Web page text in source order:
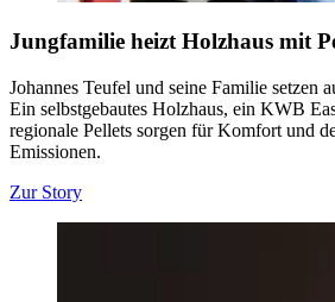
Jungfamilie heizt Holzhaus mit
Johannes Teufel und seine Familie setzen
Ein selbstgebautes Holzhaus, ein KWB
regionale Pellets sorgen für Komfort und
Emissionen.
Zur Story